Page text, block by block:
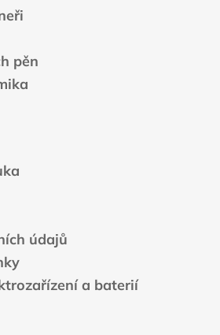
pěn
údajů
a baterií